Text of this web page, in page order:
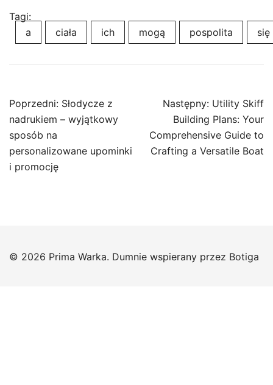
Tagi:
a
ciała ich mogą pospolita się
Nawigacja
wpisu
Poprzedni: Słodycze z
nadrukiem – wyjątkowy
sposób na
personalizowane upominki
i promocję
Następny: Utility Skiff
Building Plans: Your
Comprehensive Guide to
Crafting a Versatile Boat
© 2026 Prima Warka. Dumnie wspierany przez Botiga